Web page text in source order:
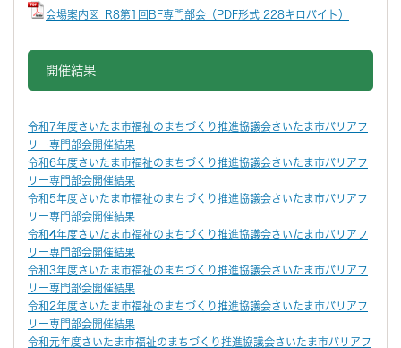
会場案内図_R8第1回BF専門部会（PDF形式 228キロバイト）
開催結果
令和7年度さいたま市福祉のまちづくり推進協議会さいたま市バリアフ
リー専門部会開催結果
令和6年度さいたま市福祉のまちづくり推進協議会さいたま市バリアフ
リー専門部会開催結果
令和5年度さいたま市福祉のまちづくり推進協議会さいたま市バリアフ
リー専門部会開催結果
令和4年度さいたま市福祉のまちづくり推進協議会さいたま市バリアフ
リー専門部会開催結果
令和3年度さいたま市福祉のまちづくり推進協議会さいたま市バリアフ
リー専門部会開催結果
令和2年度さいたま市福祉のまちづくり推進協議会さいたま市バリアフ
リー専門部会開催結果
令和元年度さいたま市福祉のまちづくり推進協議会さいたま市バリアフ